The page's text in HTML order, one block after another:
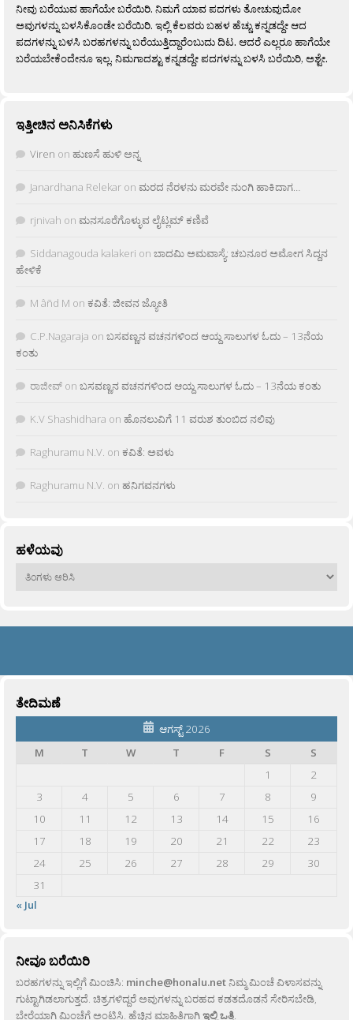
ನೀವು ಬರೆಯುವ ಹಾಗೆಯೇ ಬರೆಯಿರಿ. ನಿಮಗೆ ಯಾವ ಪದಗಳು ತೋಚುವುದೋ
ಅವುಗಳನ್ನು ಬಳಸಿಕೊಂಡೇ ಬರೆಯಿರಿ. ಇಲ್ಲಿ ಕೆಲವರು ಬಹಳ ಹೆಚ್ಚು ಕನ್ನಡದ್ದೇ ಆದ
ಪದಗಳನ್ನು ಬಳಸಿ ಬರಹಗಳನ್ನು ಬರೆಯುತ್ತಿದ್ದಾರೆಂಬುದು ದಿಟ. ಆದರೆ ಎಲ್ಲರೂ ಹಾಗೆಯೇ
ಬರೆಯಬೇಕೆಂದೇನೂ ಇಲ್ಲ. ನಿಮಗಾದಶ್ಟು ಕನ್ನಡದ್ದೇ ಪದಗಳನ್ನು ಬಳಸಿ ಬರೆಯಿರಿ, ಅಶ್ಟೇ.
ಇತ್ತೀಚಿನ ಅನಿಸಿಕೆಗಳು
Viren on ಹುಣಸೆ ಹುಳಿ ಅನ್ನ
Janardhana Relekar on ಮರದ ನೆರಳನು ಮರವೇ ನುಂಗಿ ಹಾಕಿದಾಗ…
rjnivah on ಮನಸೂರೆಗೊಳ್ಳುವ ಲೈಟ್ಲಮ್ ಕಣಿವೆ
Siddanagouda kalakeri on ಬಾದಮಿ ಅಮವಾಸ್ಯೆ: ಚಬನೂರ ಅಮೋಗ ಸಿದ್ದನ
ಹೇಳಿಕೆ
M âñd M on ಕವಿತೆ: ಜೀವನ ಜ್ಯೋತಿ
C.P.Nagaraja on ಬಸವಣ್ಣನ ವಚನಗಳಿಂದ ಆಯ್ದ ಸಾಲುಗಳ ಓದು – 13ನೆಯ
ಕಂತು
ರಾಜೀವ್ on ಬಸವಣ್ಣನ ವಚನಗಳಿಂದ ಆಯ್ದ ಸಾಲುಗಳ ಓದು – 13ನೆಯ ಕಂತು
K.V Shashidhara on ಹೊನಲುವಿಗೆ 11 ವರುಶ ತುಂಬಿದ ನಲಿವು
Raghuramu N.V. on ಕವಿತೆ: ಅವಳು
Raghuramu N.V. on ಹನಿಗವನಗಳು
ಹಳೆಯವು
ಹಳೆಯವು
ತೇದಿಮಣೆ
ಆಗಸ್ಟ್ 2026
M
T W T F S
S
1
2
3
4 5 6 7 8
9
10
11 12 13 14 15
16
17
18 19 20 21 22
23
24
25 26 27 28 29
30
31
« Jul
ನೀವೂ ಬರೆಯಿರಿ
ಬರಹಗಳನ್ನು ಇಲ್ಲಿಗೆ ಮಿಂಚಿಸಿ: minche@honalu.netನಿಮ್ಮ ಮಿಂಚೆ ವಿಳಾಸವನ್ನು
ಗುಟ್ಟಾಗಿಡಲಾಗುತ್ತದೆ. ಚಿತ್ರಗಳಿದ್ದರೆ ಅವುಗಳನ್ನು ಬರಹದ ಕಡತದೊಡನೆ ಸೇರಿಸಬೇಡಿ,
ಬೇರೆಯಾಗಿ ಮಿಂಚೆಗೆ ಅಂಟಿಸಿ. ಹೆಚ್ಚಿನ ಮಾಹಿತಿಗಾಗಿಇಲ್ಲಿ ಒತ್ತಿ.